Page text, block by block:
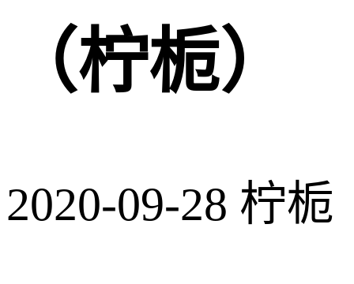
（柠栀）
2020-09-28 柠栀